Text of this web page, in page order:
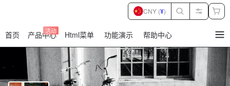
首页 产品中心
活动 Html菜单 功能演示 帮助中心
CNY (¥)